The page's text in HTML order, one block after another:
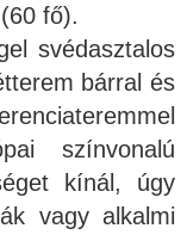
fő).
svédasztalos
bárral és
színvonalú
kínál, úgy
vagy alkalmi